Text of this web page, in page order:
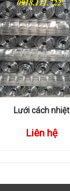
Lưới cách nhiệt
Liên hệ